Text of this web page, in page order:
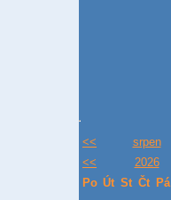
<< srpen
<<
2026
Po Út St Čt Pá